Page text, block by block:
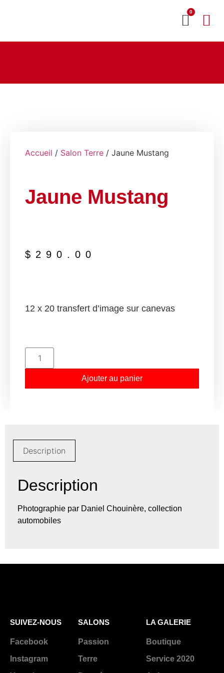
0
Accueil / Salon Terre / Jaune Mustang
Jaune Mustang
$ 290.00
12 x 20 transfert d’image sur canevas
Ajouter au panier
Description
Description
Photographie par Daniel Chouinère, collection
automobiles
SUIVEZ-NOUS
Facebook
Instagram
SALONS
Passion
Terre
LA GALERIE
Boutique
Service 2020